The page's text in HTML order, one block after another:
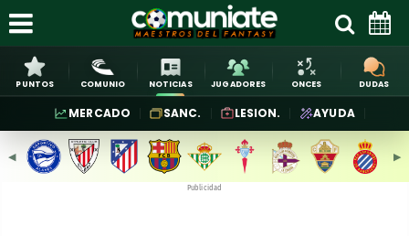
PUNTOS COMUNIO NOTICIAS JUGADORES ONCES DUDAS
MERCADO SANC. LESION. AYUDA
◀︎ ▶︎
Publicidad